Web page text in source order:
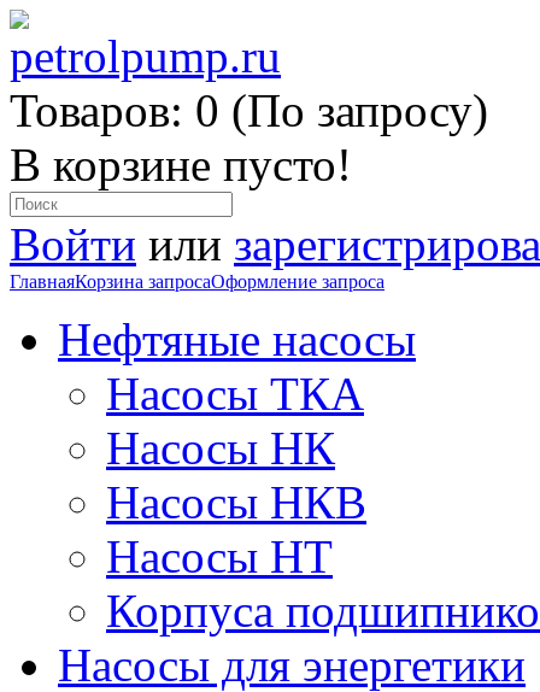
Товаров: 0 (По запросу)
В корзине пусто!
Войти или
ГлавнаяКорзина запросаОформление запроса
Нефтяные насосы
Насосы ТКА
Насосы НК
Насосы НКВ
Насосы НТ
Корпуса
Насосы для энергетики